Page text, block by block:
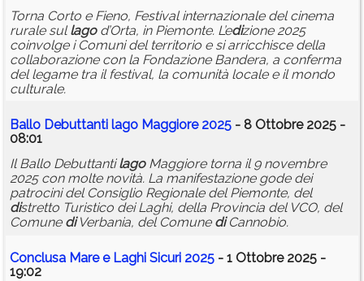
Torna Corto e Fieno, Festival internazionale del cinema
rurale sullagod’Orta, in Piemonte. L’edizione 2025
coinvolge i Comuni del territorio e si arricchisce della
collaborazione con la Fondazione Bandera, a conferma
del legame tra il festival, la comunità locale e il mondo
culturale.
Ballo Debuttanti lago Maggiore 2025 - 8 Ottobre 2025 -
08:01
Il Ballo DebuttantilagoMaggiore torna il 9 novembre
2025 con molte novità. La manifestazione gode dei
patrocini del Consiglio Regionale del Piemonte, del
distretto Turistico dei Laghi, della Provincia del VCO, del
Comune diVerbania, del Comune diCannobio.
Conclusa Mare e Laghi Sicuri 2025 - 1 Ottobre 2025 -
19:02